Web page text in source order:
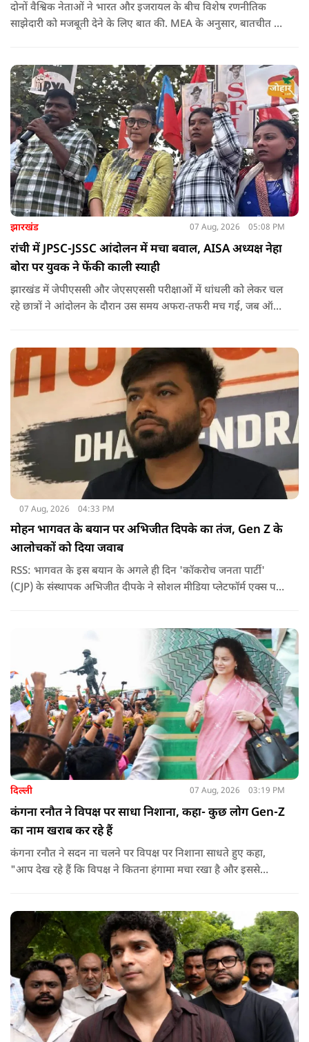
दोनों वैश्विक नेताओं ने भारत और इजरायल के बीच विशेष रणनीतिक
साझेदारी को मजबूती देने के ल‍िए बात की. MEA के अनुसार, बातचीत की
झारखंड 07 Aug, 2026 05:08 PM
रांची में JPSC-JSSC आंदोलन में मचा बवाल, AISA अध्यक्ष नेहा
बोरा पर युवक ने फेंकी काली स्याही
झारखंड में जेपीएससी और जेएसएससी परीक्षाओं में धांधली को लेकर चल
रहे छात्रों ने आंदोलन के दौरान उस समय अफरा-तफरी मच गई, जब ऑल
07 Aug, 2026 04:33 PM
मोहन भागवत के बयान पर अभिजीत दिपके का तंज, Gen Z के
आलोचकों को दिया जवाब
RSS: भागवत के इस बयान के अगले ही दिन 'कॉकरोच जनता पार्टी'
(CJP) के संस्थापक अभिजीत दीपके ने सोशल मीडिया प्लेटफॉर्म एक्स पर
दिल्ली 07 Aug, 2026 03:19 PM
कंगना रनौत ने विपक्ष पर साधा निशाना, कहा- कुछ लोग Gen-Z
का नाम खराब कर रहे हैं
कंगना रनौत ने सदन ना चलने पर विपक्ष पर निशाना साधते हुए कहा,
"आप देख रहे हैं कि विपक्ष ने कितना हंगामा मचा रखा है और इससे
देश के सामने साफ हो रही है. और जब हारते हैं, तो रोना रोते हैं."